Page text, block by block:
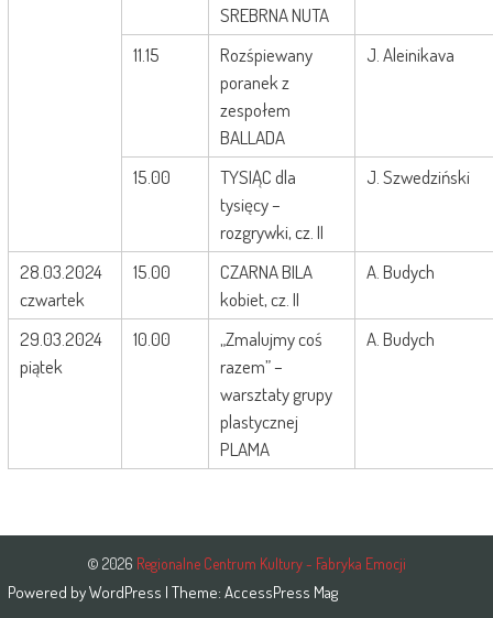
SREBRNA NUTA
11.15
Rozśpiewany
poranek z
zespołem
BALLADA
J. Aleinikava
15.00
TYSIĄC dla
tysięcy –
rozgrywki, cz. II
J. Szwedziński
28.03.2024
czwartek
15.00
CZARNA BILA
kobiet, cz. II
A. Budych
29.03.2024
piątek
10.00
„Zmalujmy coś
razem” –
warsztaty grupy
plastycznej
PLAMA
A. Budych
© 2026 Regionalne Centrum Kultury - Fabryka Emocji
Powered byWordPress | Theme: AccessPress Mag